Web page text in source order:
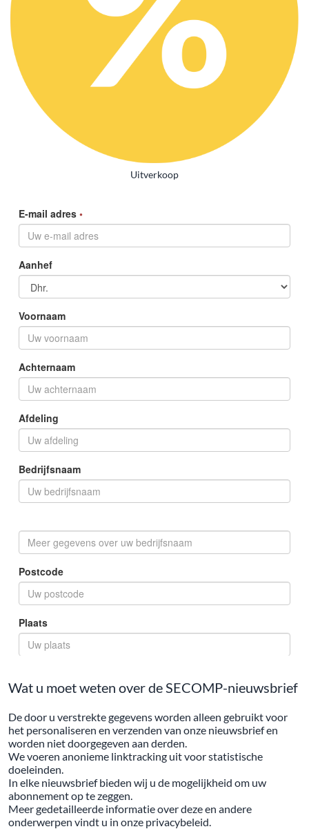
Uitverkoop
Wat u moet weten over de SECOMP-nieuwsbrief
De door u verstrekte gegevens worden alleen gebruikt voor
het personaliseren en verzenden van onze nieuwsbrief en
worden niet doorgegeven aan derden.
We voeren anonieme linktracking uit voor statistische
doeleinden.
In elke nieuwsbrief bieden wij u de mogelijkheid om uw
abonnement op te zeggen.
Meer gedetailleerde informatie over deze en andere
onderwerpen vindt u in onze privacybeleid.